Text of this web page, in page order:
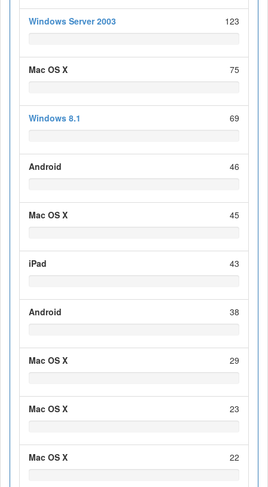
Windows Server 2003 123
Mac OS X 75
Windows 8.1 69
Android 46
Mac OS X 45
iPad 43
Android 38
Mac OS X 29
Mac OS X 23
Mac OS X 22